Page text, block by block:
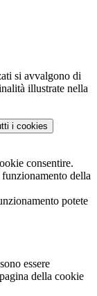
si avvalgono di
illustrate nella
i cookies
consentire.
della
potete
essere
della cookie